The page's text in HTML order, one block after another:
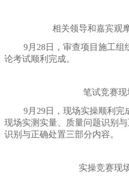
相关领导和嘉宾观
9月28日，审查项目施工组
论考试顺利完成。
笔试竞赛现
9月29日，现场实操顺利完
现场实测实量、质量问题识别
识别与正确处置三部分内容。
实操竞赛现